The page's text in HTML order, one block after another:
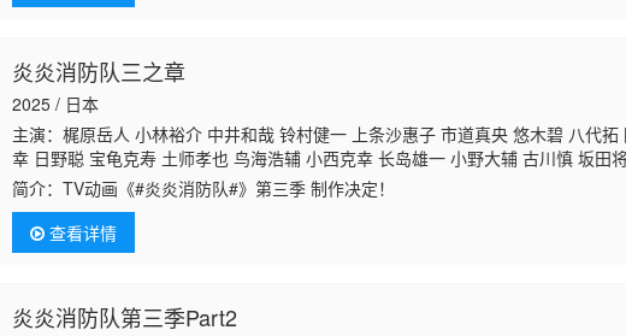
炎炎消防队三之章
2025 / 日本
主演：梶原岳人 小林裕介 中井和哉 铃村健一 上条沙惠子 市道真央 悠木碧 八代
幸 日野聪 宝龟克寿 土师孝也 鸟海浩辅 小西克幸 长岛雄一 小野大辅 古川慎 坂田
沙耶香 金元寿子 宫野真守 前野智昭 赤尾光 坂本真绫 内山夕实 钉宫理惠 松冈祯丞
袋美由利 大久保瑠美 小林亲弘 青山穰 安元洋贵 日笠阳子 关智一 津田健次郎 樱井
树 伊藤健太郎 速水奖
简介：TV动画《#炎炎消防队#》第三季 制作决定！
查看详情
炎炎消防队第三季Part2